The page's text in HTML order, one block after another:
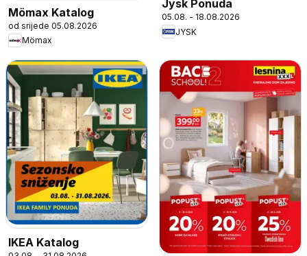
Mömax Katalog
od srijede 05.08.2026
Mömax
Jysk Ponuda
05.08. - 18.08.2026
JYSK
IKEA Katalog